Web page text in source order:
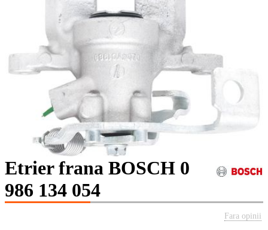
Etrier frana BOSCH 0
986 134 054
Fara opinii